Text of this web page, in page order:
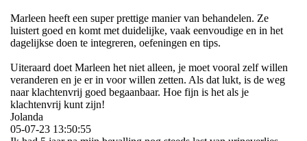
Marleen heeft een super prettige manier van behandelen. Ze
luistert goed en komt met duidelijke, vaak eenvoudige en in het
dagelijkse doen te integreren, oefeningen en tips.
Uiteraard doet Marleen het niet alleen, je moet vooral zelf willen
veranderen en je er in voor willen zetten. Als dat lukt, is de weg
naar klachtenvrij goed begaanbaar. Hoe fijn is het als je
klachtenvrij kunt zijn!
Jolanda
05-07-23 13:50:55